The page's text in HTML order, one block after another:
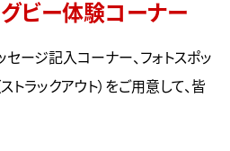
グビー体験コーナー
ージ記入コーナー、フォトスポッ
トラックアウト）をご用意して、皆